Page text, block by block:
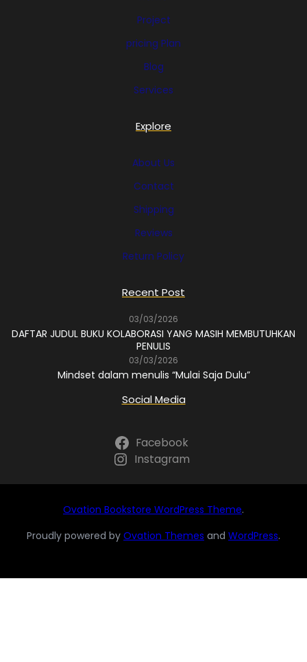
Project
pricing Plan
Blog
Services
Explore
About Us
Contact
Shipping
Reviews
Return Policy
Recent Post
03/03/2026
DAFTAR JUDUL BUKU KOLABORASI YANG MASIH MEMBUTUHKAN
PENULIS
03/03/2026
Mindset dalam menulis “Mulai Saja Dulu”
Social Media
Facebook
Instagram
Ovation Bookstore WordPress Theme.
Proudly powered by Ovation Themes and WordPress.